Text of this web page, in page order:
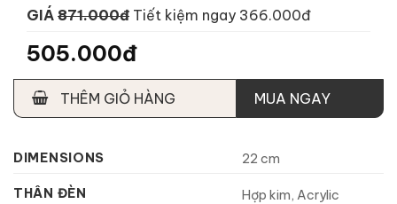
GIÁ 871.000đ Tiết kiệm ngay 366.000đ
505.000đ
THÊM GIỎ HÀNG MUA NGAY
DIMENSIONS 22 cm
THÂN ĐÈN Hợp kim, Acrylic